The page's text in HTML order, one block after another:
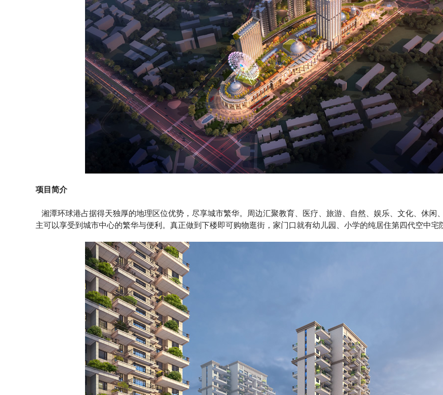
项目简介
湘潭环球港占据得天独厚的地理区位优势，尽享城市繁华。周边汇聚教育、医疗、旅游、自然、娱乐、文化、休闲
主可以享受到城市中心的繁华与便利。真正做到下楼即可购物逛街，家门口就有幼儿园、小学的纯居住第四代空中宅